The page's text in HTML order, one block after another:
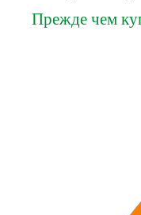
Прежде чем